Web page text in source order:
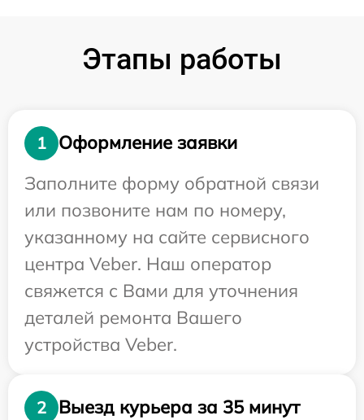
Этапы работы
1
Оформление заявки
Заполните форму обратной связи
или позвоните нам по номеру,
указанному на сайте сервисного
центра Veber. Наш оператор
свяжется с Вами для уточнения
деталей ремонта Вашего
устройства Veber.
2
Выезд курьера за 35 минут